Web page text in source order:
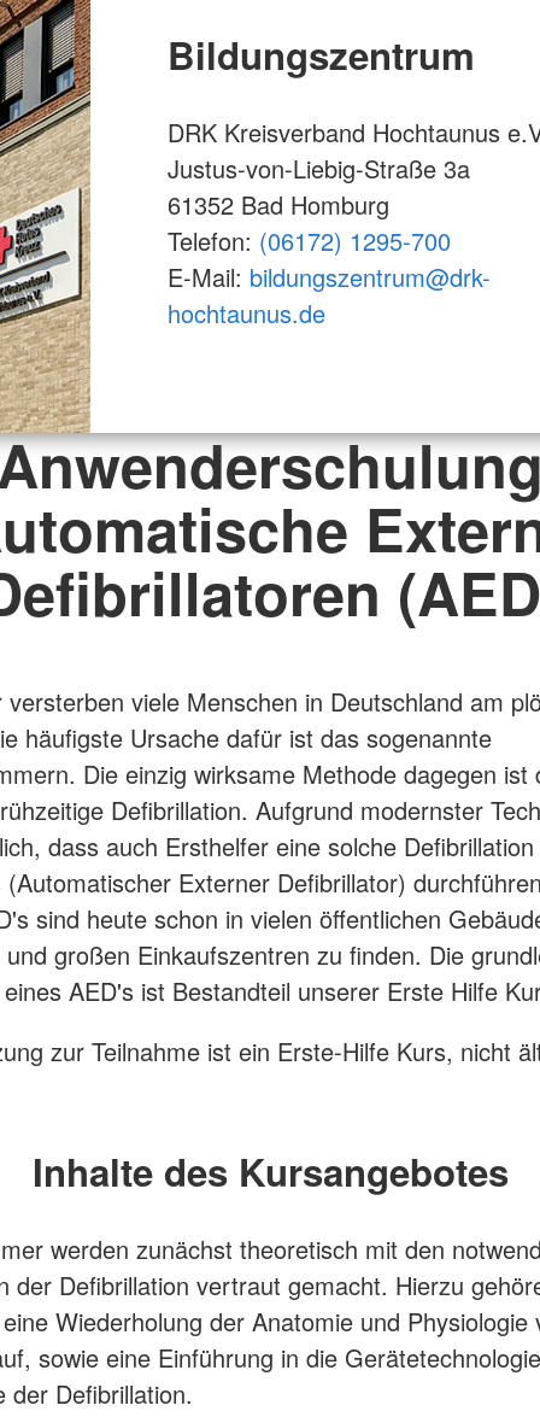
Bildungszentrum
DRK Kreisverband Hochtaunus
Justus-von-Liebig-Straße 3a
61352 Bad Homburg
Telefon: (06172) 1295-700
E-Mail: bildungszentrum@drk-
hochtaunus.de
viele Menschen in Deutschland am
häufigste Ursache dafür ist das sogenannte
Die einzig wirksame Methode dagegen ist
Defibrillation. Aufgrund modernster
dass auch Ersthelfer eine solche
(Automatischer Externer Defibrillator)
sind heute schon in vielen öffentlichen
großen Einkaufszentren zu finden. Die
AED's ist Bestandteil unserer Erste Hilfe
zur Teilnahme ist ein Erste-Hilfe Kurs, nicht
Inhalte des Kursangebotes
werden zunächst theoretisch mit den
der Defibrillation vertraut gemacht. Hierzu
Wiederholung der Anatomie und Physiologie
sowie eine Einführung in die
der Defibrillation.